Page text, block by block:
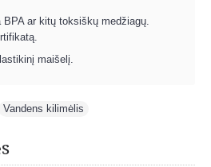
BPA ar kitų toksiškų medžiagų.
maišelį.
Vandens kilimėlis